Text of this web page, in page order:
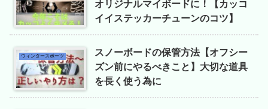
オリジナルマイボードに！【カッコ
イイステッカーチューンのコツ】
ウィンタースポーツ
スノーボードの保管方法【オフシー
ズン前にやるべきこと】大切な道具
を長く使う為に